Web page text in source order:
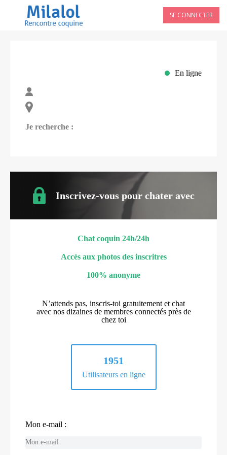
SE CONNECTER
En ligne
Je recherche :
Inscrivez-vous pour chater avec
Chat coquin 24h/24h
Accès aux photos des inscritres
100% anonyme
N’attends pas, inscris-toi gratuitement et chat
avec nos dizaines de membres connectés près de
chez toi
1951
Utilisateurs en ligne
Mon e-mail :